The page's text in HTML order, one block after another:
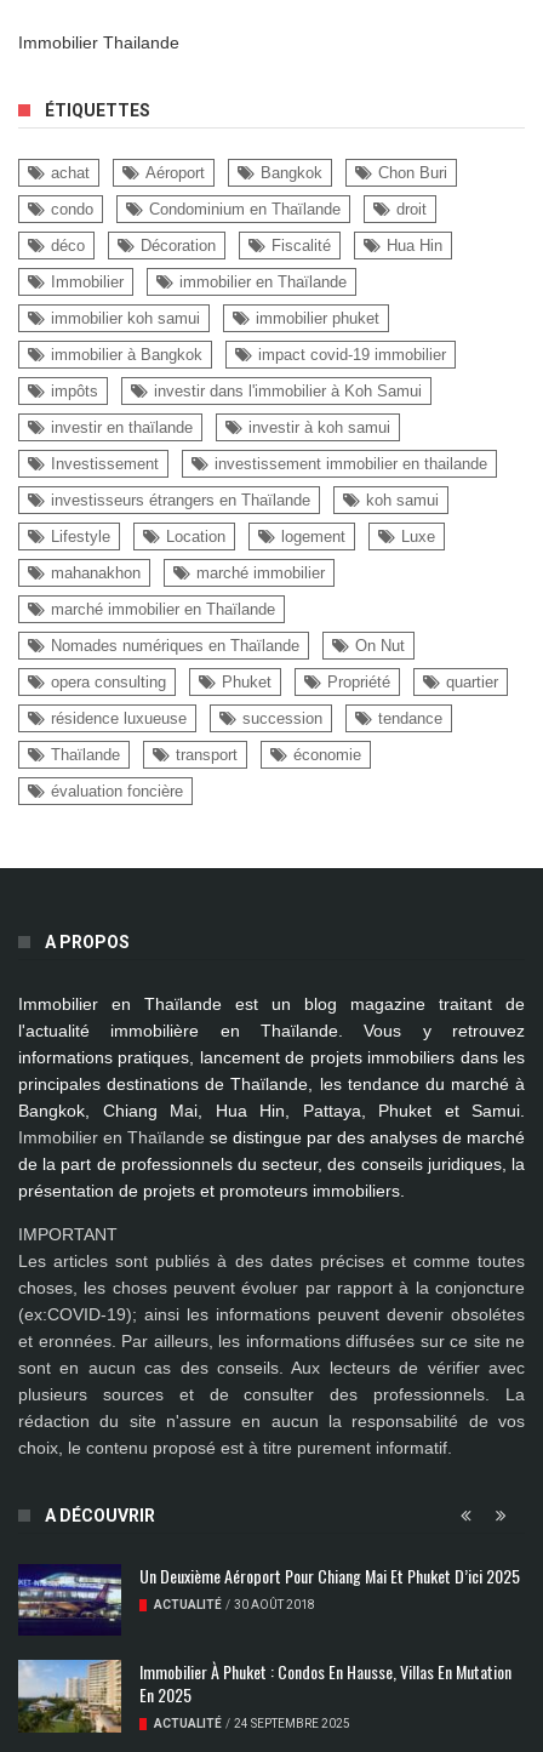
Immobilier Thailande
ÉTIQUETTES
achat Aéroport Bangkok
Chon Buri
condo
Condominium en Thaïlande
droit
déco
Décoration Fiscalité
Hua Hin
Immobilier
immobilier en Thaïlande
immobilier koh samui
immobilier phuket
immobilier à Bangkok
impact covid-19 immobilier
impôts
investir dans l'immobilier à Koh Samui
investir en thaïlande
investir à koh samui
Investissement
investissement immobilier en thailande
investisseurs étrangers en Thaïlande
koh samui
Lifestyle
Location logement
Luxe
mahanakhon
marché immobilier
marché immobilier en Thaïlande
Nomades numériques en Thaïlande
On Nut
opera consulting
Phuket Propriété
quartier
résidence luxueuse
succession
tendance
Thaïlande
transport
économie
évaluation foncière
A PROPOS
Immobilier en Thaïlande est un blog magazine traitant de
l'actualité immobilière en Thaïlande. Vous y retrouvez
informations pratiques, lancement de projets immobiliers dans les
principales destinations de Thaïlande, les tendance du marché à
Bangkok, Chiang Mai, Hua Hin, Pattaya, Phuket et Samui
Immobilier en Thaïlande se distingue par des analyses de marché
de la part de professionnels du secteur, des conseils juridiques, la
présentation de projets et promoteurs immobiliers.
IMPORTANT
Les articles sont publiés à des dates précises et comme toutes
choses, les choses peuvent évoluer par rapport à la conjoncture
(ex:COVID-19); ainsi les informations peuvent devenir obsolétes
et eronnées. Par ailleurs, les informations diffusées sur ce site ne
sont en aucun cas des conseils. Aux lecteurs de vérifier avec
plusieurs sources et de consulter des professionnels. La
rédaction du site n'assure en aucun la responsabilité de vos
choix, le contenu proposé est à titre purement informatif.
A DÉCOUVRIR
Un Deuxième Aéroport Pour Chiang Mai Et Phuket D’ici 2025
ACTUALITÉ / 30 AOÛT 2018
Immobilier À Phuket : Condos En Hausse, Villas En Mutation
En 2025
ACTUALITÉ / 24 SEPTEMBRE 2025